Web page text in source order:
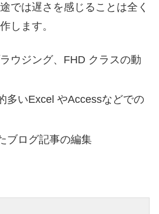
では遅さを感じることは全く
します。
ウジング、FHD クラスの動
多いExcel やAccessなどでの
ブログ記事の編集